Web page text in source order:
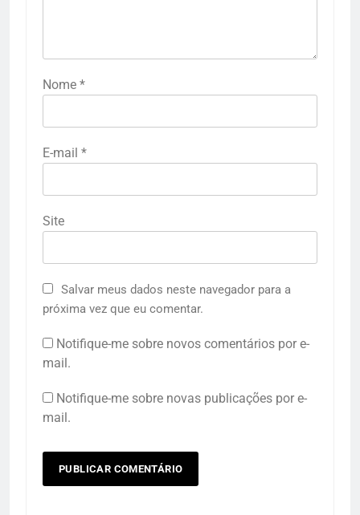
Nome *
E-mail *
Site
Salvar meus dados neste navegador para a
próxima vez que eu comentar.
Notifique-me sobre novos comentários por e-
mail.
Notifique-me sobre novas publicações por e-
mail.